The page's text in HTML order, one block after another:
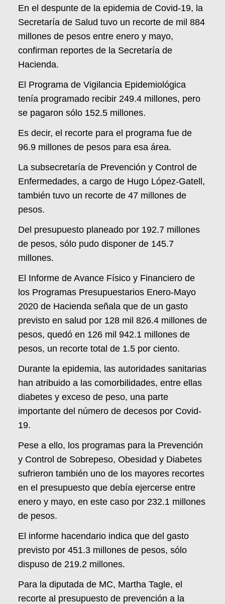
En el despunte de la epidemia de Covid-19, la
Secretaría de Salud tuvo un recorte de mil 884
millones de pesos entre enero y mayo,
confirman reportes de la Secretaría de
Hacienda.
El Programa de Vigilancia Epidemiológica
tenía programado recibir 249.4 millones, pero
se pagaron sólo 152.5 millones.
Es decir, el recorte para el programa fue de
96.9 millones de pesos para esa área.
La subsecretaría de Prevención y Control de
Enfermedades, a cargo de Hugo López-Gatell,
también tuvo un recorte de 47 millones de
pesos.
Del presupuesto planeado por 192.7 millones
de pesos, sólo pudo disponer de 145.7
millones.
El Informe de Avance Físico y Financiero de
los Programas Presupuestarios Enero-Mayo
2020 de Hacienda señala que de un gasto
previsto en salud por 128 mil 826.4 millones de
pesos, quedó en 126 mil 942.1 millones de
pesos, un recorte total de 1.5 por ciento.
Durante la epidemia, las autoridades sanitarias
han atribuido a las comorbilidades, entre ellas
diabetes y exceso de peso, una parte
importante del número de decesos por Covid-
19.
Pese a ello, los programas para la Prevención
y Control de Sobrepeso, Obesidad y Diabetes
sufrieron también uno de los mayores recortes
en el presupuesto que debía ejercerse entre
enero y mayo, en este caso por 232.1 millones
de pesos.
El informe hacendario indica que del gasto
previsto por 451.3 millones de pesos, sólo
dispuso de 219.2 millones.
Para la diputada de MC, Martha Tagle, el
recorte al presupuesto de prevención a la